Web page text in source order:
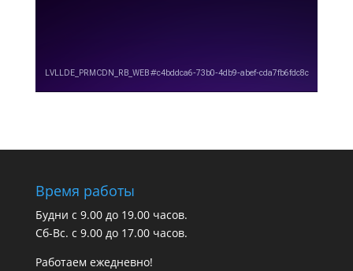
Время работы
Будни с 9.00 до 19.00 часов.
Сб-Вс. с 9.00 до 17.00 часов.
Работаем ежедневно!